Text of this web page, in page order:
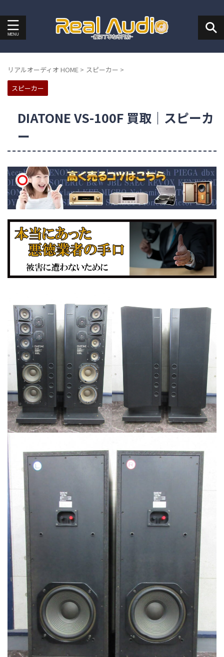
リアルオーディオ HOME > スピーカー >
スピーカー
DIATONE VS-100F 買取｜スピーカ
ー